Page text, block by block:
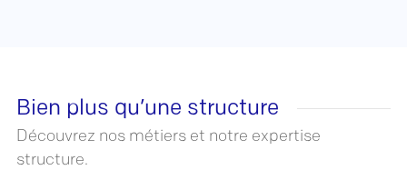
Bien plus qu’une structure
Découvrez nos métiers et notre expertise
structure.